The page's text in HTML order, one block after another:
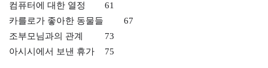
컴퓨터에 대한 열정
61
카를로가 좋아한 동물들
67
조부모님과의 관계
73
아시시에서 보낸 휴가
75